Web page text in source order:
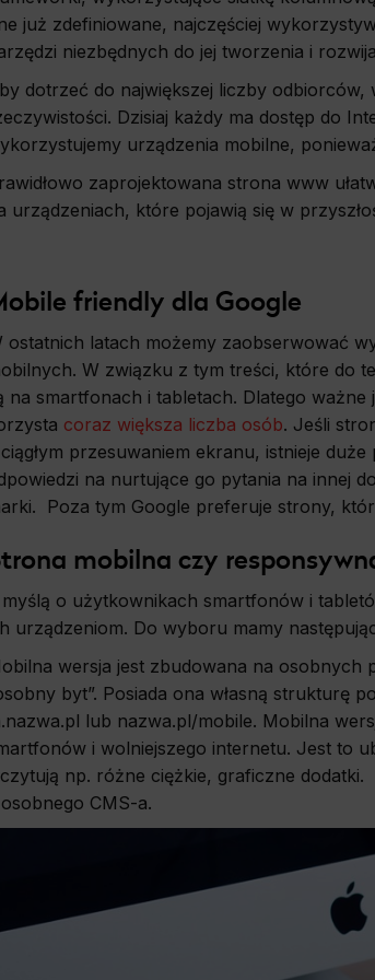
data used to collect information to analyze site traffic and how users use
for displaying personalized ads that may be of interest to the
demographic criteria. Also, third-party files that, in conjunction with
profile the user, providing him or her with the marketing, advertising and
już zdefiniowane, najczęściej
niezbędnych do jej tworzenia i
dotrzeć do największej liczby
Dzisiaj każdy ma dostęp do
urządzenia mobilne,
zaprojektowana strona www
urządzeniach, które pojawią się w
friendly dla Google
ostatnich latach możemy zaobserwować
W związku z tym treści, które do
na smartfonach i tabletach. Dlatego
coraz większa liczba osób. Jeśli
przesuwaniem ekranu, istnieje
na nurtujące go pytania na innej
Poza tym Google preferuje strony,
mobilna czy
myślą o użytkownikach smartfonów i
urządzeniom. Do wyboru mamy
wersja jest zbudowana na osobnych
byt”. Posiada ona własną strukturę
lub nazwa.pl/mobile. Mobilna
i wolniejszego internetu. Jest to
np. różne ciężkie, graficzne
CMS-a.